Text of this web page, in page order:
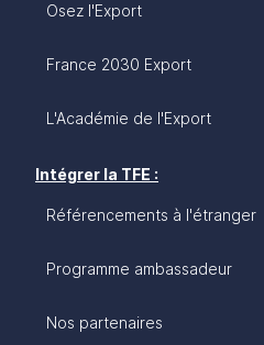
Osez l'Export
France 2030 Export
L'Académie de l'Export
Intégrer la TFE :
Référencements à l'étranger
Programme ambassadeur
Nos partenaires